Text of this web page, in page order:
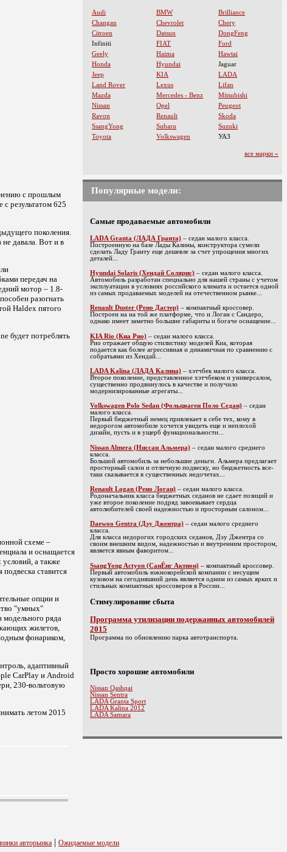
с прошлым
результатом 625
поколения.
давала. Вот и в
передач на
мотор – 1.8-
разогнать
Haldex пятого
будет потреблять
схеме –
и оснащается
а также
ставится
опции и
"умных"
модельного ряда
жилетов,
фонариком,
адаптивный
CarPlay и Android
230-вольтовую
летом 2015
Audi BMW
Brilliance
Changan
Chevrolet
Chery
Citroen
Datsun
DongFeng
Infiniti
FIAT
Ford
Geely
Haima
Hawtai
Honda
Hyundai
Jaguar
Jeep
KIA
LADA
Land Rover
Lexus
Lifan
Mazda
Mercedes - Benz
Mitsubishi
Nissan
Opel
Peugeot
Ravon
Renault
Skoda
SsangYong
Subaru
Suzuki
Toyota
Volkswagen УАЗ
все марки »
Популярные модели:
Самые продаваемые автомобили
LADA Granta (ЛАДА Гранта) – седан малого класса.
Построенную на базе Лады Калины, конструктора сумели
сделать Ладу Гранту еще дешевле за счет упрощения многих
деталей...
Hyundai Solaris (Хендай Солярис) – седан малого класса.
Автомобиль разработан специально для нашей страны с учетом
эксплуатации в условиях российского климата и остается одной
из самых продаваемых моделей на отечественном рынке...
Renault Duster (Рено Дастер) – компактный кроссовер.
Построен на на той же платформе, что и Логан с Сандеро,
однако имеет заметно большие габариты и богаче оснащение...
KIA Rio (Киа Рио) – седан малого класса.
Рио отражает общую стилистику моделей Киа, которая
подается как более агрессивная и динамичная по сравнению с
собратьями из Хендай...
LADA Kalina (ЛАДА Калина) – хэтчбек малого класса.
Второе поколение, представленное хэтчбеком и универсалом,
существенно продвинулось в качестве и получило
модернизированные агрегаты...
Volkswagen Polo Sedan (Фольцваген Поло Седан) – седан
малого класса.
Первый бюджетный немец привлекает к себе тех, кому в
недорогом автомобиле хочется увидеть еще и неплохой
дизайн, пусть и в ущерб функциональности...
Nissan Almera (Ниссан Альмера) – седан малого среднего
класса.
Большой автомобиль за небольшие деньги. Альмера предлагает
просторный салон и отличную подвеску, но бюджетность все-
таки сказывается в существенных недочетах...
Renault Logan (Рено Логан) – седан малого класса.
Родоначальник класса бюджетных седанов не сдает позиций и
уже второе поколение подряд завоевывает сердца
автолюбителей своей надежностью и просторным салоном...
Daewoo Gentra (Дэу Джентра) – седан малого среднего
класса.
Для класса недорогих городских седанов, Дэу Джентра со
своим внешним видом, надежностью и внутренним простором,
является явным фаворитом...
SsangYong Actyon (СанЁнг Актион) – компактный кроссовер.
Первый автомобиль южнокорейской компании с несущим
кузовом на сегодняшний день является одним из самых ярких и
стильных компактных кроссоверов в России...
Стимулирование сбыта
Программа утилизации подержанных автомобилей
2015
Программа по обновлению парка автотранспорта.
Просто хорошие автомобили
Nissan Qashqai
Nissan Sentra
LADA Granta Sport
LADA Kalina 2012
LADA Samara
авторынка | Ожидаемые модели